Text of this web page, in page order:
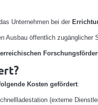
Unternehmen bei der
Ausbau öffentlich zugänglicher
Kosten gefördert:
(externe